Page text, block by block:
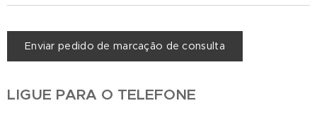
Enviar pedido de marcação de consulta
LIGUE PARA O TELEFONE